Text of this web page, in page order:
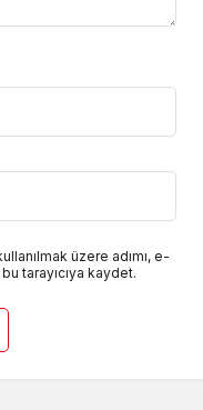
üzere adımı, e-
tarayıcıya kaydet.